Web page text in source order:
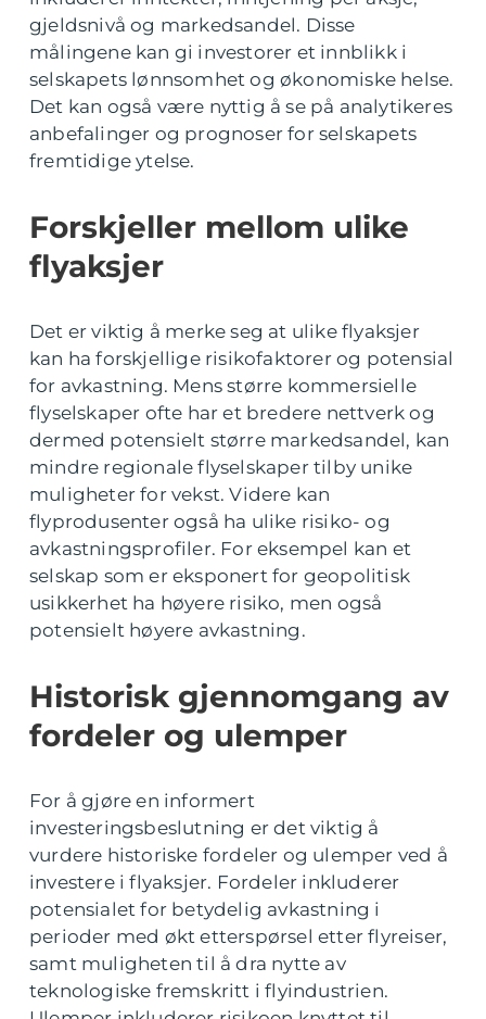
gjeldsnivå og markedsandel. Disse
målingene kan gi investorer et innblikk i
selskapets lønnsomhet og økonomiske helse.
Det kan også være nyttig å se på analytikeres
anbefalinger og prognoser for selskapets
fremtidige ytelse.
Forskjeller mellom ulike
flyaksjer
Det er viktig å merke seg at ulike flyaksjer
kan ha forskjellige risikofaktorer og potensial
for avkastning. Mens større kommersielle
flyselskaper ofte har et bredere nettverk og
dermed potensielt større markedsandel, kan
mindre regionale flyselskaper tilby unike
muligheter for vekst. Videre kan
flyprodusenter også ha ulike risiko- og
avkastningsprofiler. For eksempel kan et
selskap som er eksponert for geopolitisk
usikkerhet ha høyere risiko, men også
potensielt høyere avkastning.
Historisk gjennomgang av
fordeler og ulemper
For å gjøre en informert
investeringsbeslutning er det viktig å
vurdere historiske fordeler og ulemper ved å
investere i flyaksjer. Fordeler inkluderer
potensialet for betydelig avkastning i
perioder med økt etterspørsel etter flyreiser,
samt muligheten til å dra nytte av
teknologiske fremskritt i flyindustrien.